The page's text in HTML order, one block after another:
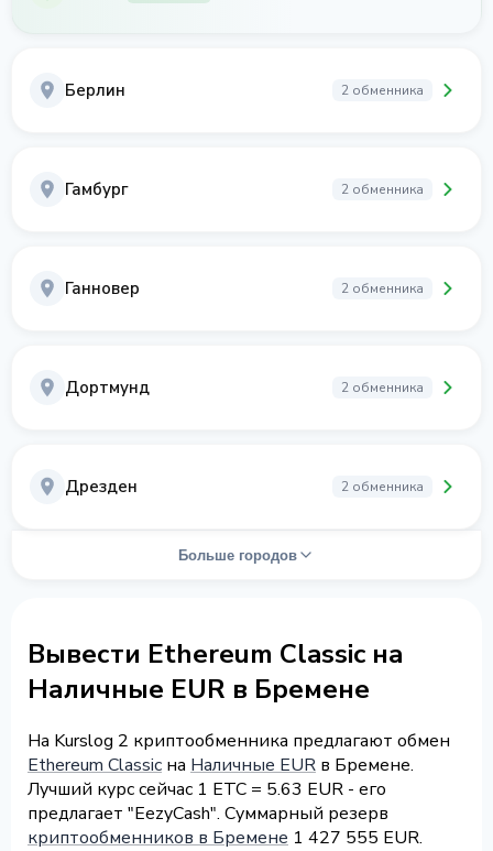
Берлин 2 обменника
Гамбург 2 обменника
Ганновер 2 обменника
Дортмунд 2 обменника
Дрезден 2 обменника
Больше городов
Вывести Ethereum Classic на
Наличные EUR в Бремене
На Kurslog 2 криптообменника предлагают обмен
Ethereum Classic на Наличные EUR в Бремене.
Лучший курс сейчас 1 ETC = 5.63 EUR - его
предлагает "EezyCash". Суммарный резерв
криптообменников в Бремене 1 427 555 EUR.